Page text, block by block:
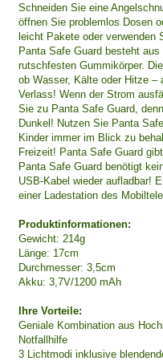
Schneiden Sie eine
öffnen Sie problemlos Dosen
leicht Pakete oder verwenden
Panta Safe Guard besteht
rutschfesten Gummikörper.
ob Wasser, Kälte oder Hitze
Verlass! Wenn der Strom
Sie zu Panta Safe Guard,
Dunkel! Nutzen Sie Panta
Kinder immer im Blick zu
Freizeit! Panta Safe Guard
Panta Safe Guard benötigt
USB-Kabel wieder aufladbar!
einer Ladestation des
Produktinformationen:
Gewicht: 214g
Länge: 17cm
Durchmesser: 3,5cm
Akku: 3,7V/1200 mAh
Ihre Vorteile:
Geniale Kombination aus
Notfallhilfe
3 Lichtmodi inklusive